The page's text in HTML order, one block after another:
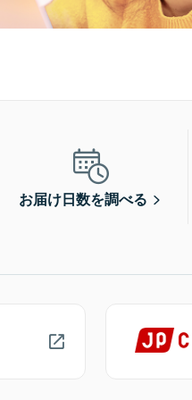
お届け日数を調べる